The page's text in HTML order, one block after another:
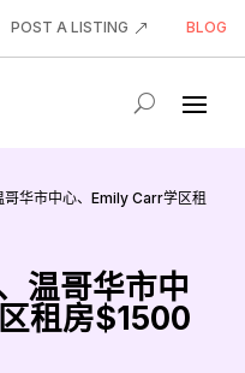
POST A LISTING BLOG
华市中心、Emily Carr学区租
温哥华市中
租房$1500